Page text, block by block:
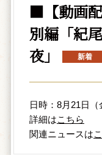
■【動画
別編「紀
夜」
日時：8月21日（
詳細はこちら
関連ニュースは